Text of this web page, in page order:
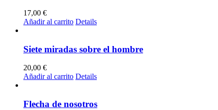
17,00 €
Añadir al carrito Details
Siete miradas sobre el hombre
20,00 €
Añadir al carrito Details
Flecha de nosotros